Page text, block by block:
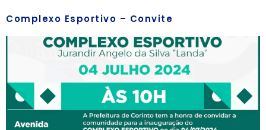
Complexo Esportivo – Convite